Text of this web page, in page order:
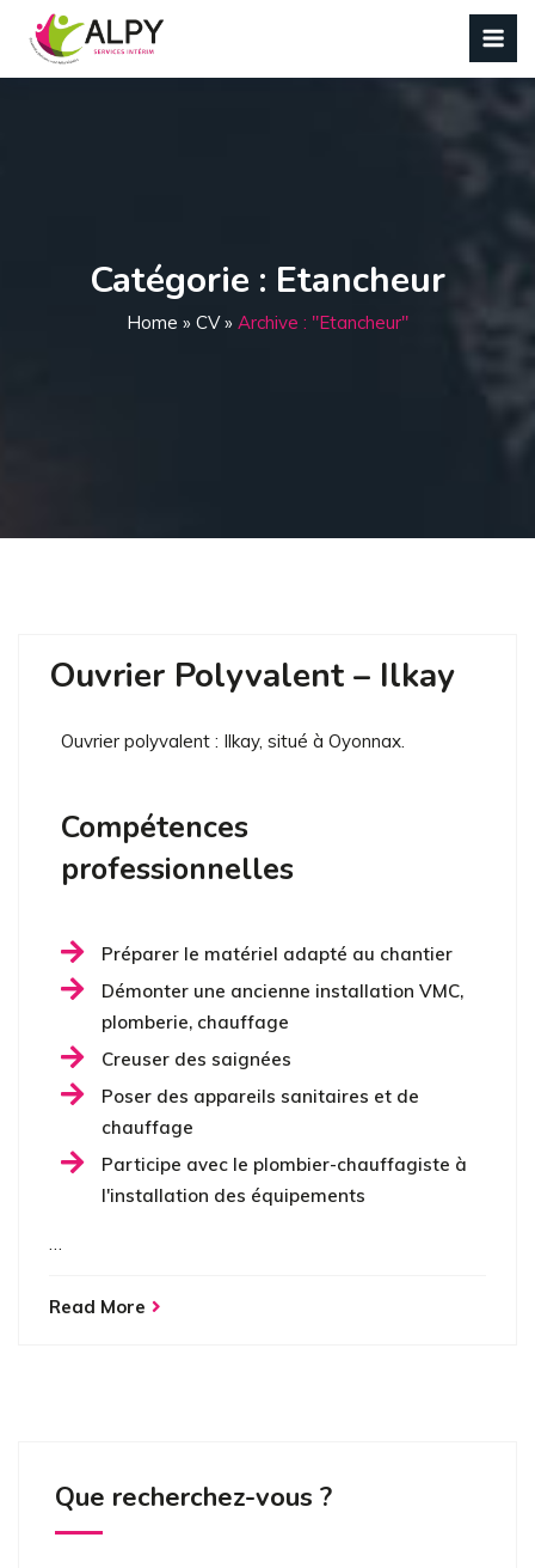
Catégorie : Etancheur
Home » CV» Archive : "Etancheur"
Ouvrier Polyvalent – Ilkay
Ouvrier polyvalent : Ilkay, situé à Oyonnax.
Compétences
professionnelles
Préparer le matériel adapté au chantier
Démonter une ancienne installation VMC,
plomberie, chauffage
Creuser des saignées
Poser des appareils sanitaires et de
chauffage
Participe avec le plombier-chauffagiste à
l'installation des équipements
…
Read More
Que recherchez-vous ?
Panneau de gestion des cookies